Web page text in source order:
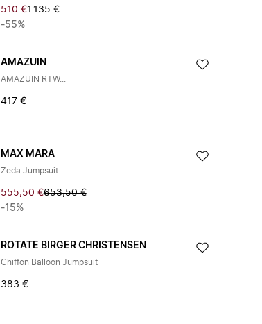
510 €1.135 €
-55%
AMAZUIN
AMAZUIN RTW...
417 €
MAX MARA
Zeda Jumpsuit
555,50 €653,50 €
-15%
ROTATE BIRGER CHRISTENSEN
Chiffon Balloon Jumpsuit
383 €